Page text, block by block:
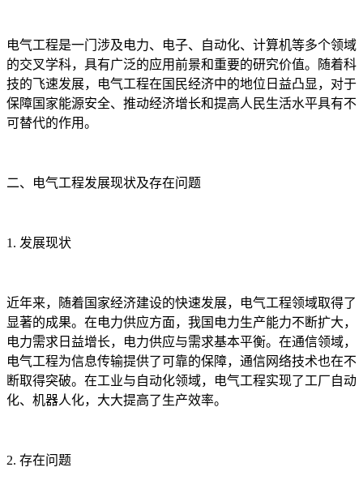
电气工程是一门涉及电力、电子、自动化、计算机等多个领域
的交叉学科，具有广泛的应用前景和重要的研究价值。随着科
技的飞速发展，电气工程在国民经济中的地位日益凸显，对于
保障国家能源安全、推动经济增长和提高人民生活水平具有不
可替代的作用。
二、电气工程发展现状及存在问题
1. 发展现状
近年来，随着国家经济建设的快速发展，电气工程领域取得了
显著的成果。在电力供应方面，我国电力生产能力不断扩大，
电力需求日益增长，电力供应与需求基本平衡。在通信领域，
电气工程为信息传输提供了可靠的保障，通信网络技术也在不
断取得突破。在工业与自动化领域，电气工程实现了工厂自动
化、机器人化，大大提高了生产效率。
2. 存在问题